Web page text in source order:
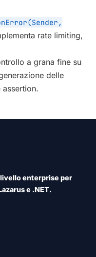
rate limiting,
a grana fine su
delle
enterprise per
e .NET.